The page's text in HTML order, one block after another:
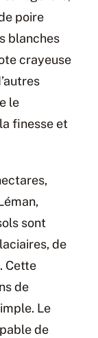
poire
blanches
crayeuse
le
finesse et
sont
de
Cette
de
Le
de